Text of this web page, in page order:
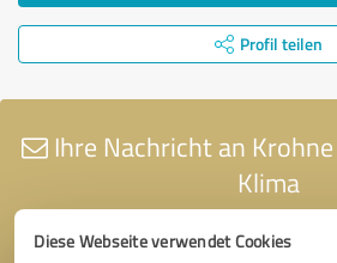
Diese Webseite verwendet Cookies
Profil teilen
Ihre Nachricht an
Klima